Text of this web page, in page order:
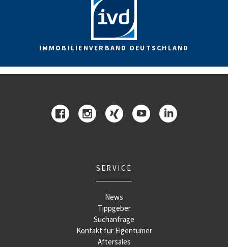
IMMOBILIENVERBAND DEUTSCHLAND
SERVICE
News
Tippgeber
Suchanfrage
Kontakt für Eigentümer
Aftersales